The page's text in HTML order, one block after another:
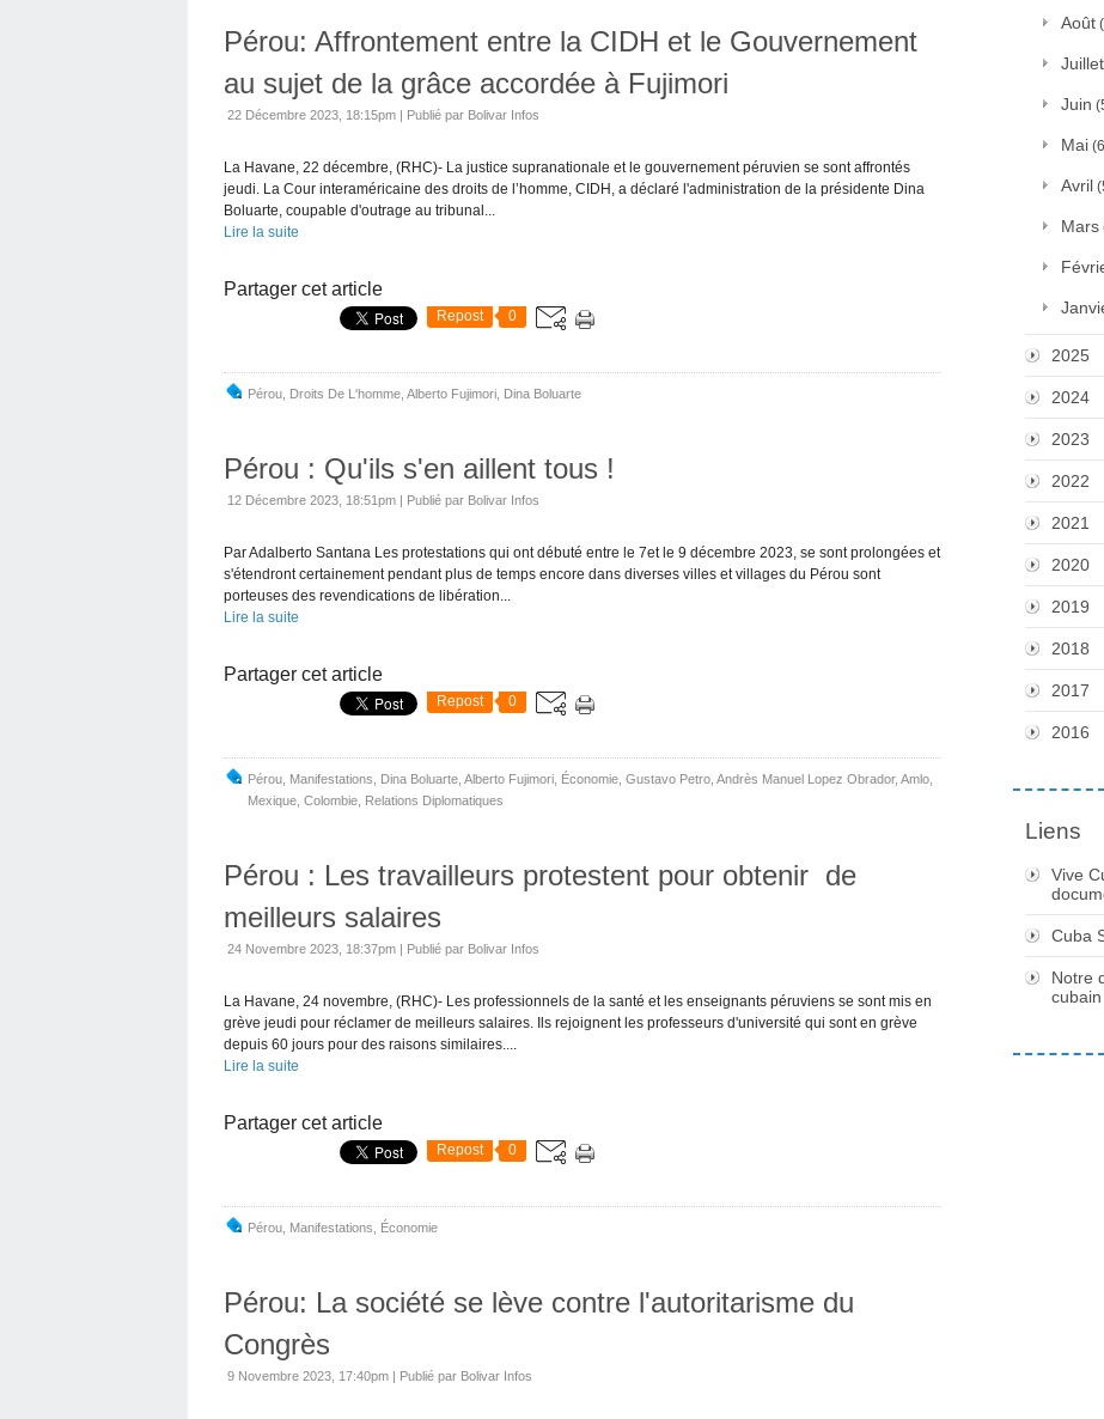
Pérou: Affrontement entre la CIDH et le Gouvernement
au sujet de la grâce accordée à Fujimori
22 Décembre 2023, 18:15pm | Publié par Bolivar Infos
La Havane, 22 décembre, (RHC)- La justice supranationale et le gouvernement péruvien se sont affrontés
jeudi. La Cour interaméricaine des droits de l’homme, CIDH, a déclaré l'administration de la présidente Dina
Boluarte, coupable d'outrage au tribunal...
Lire la suite
Partager cet article
Repost 0
Pérou Droits De L'homme Alberto Fujimori Dina Boluarte
Pérou : Qu'ils s'en aillent tous !
12 Décembre 2023, 18:51pm | Publié par Bolivar Infos
Par Adalberto Santana Les protestations qui ont débuté entre le 7et le 9 décembre 2023, se sont prolongées et
s'étendront certainement pendant plus de temps encore dans diverses villes et villages du Pérou sont
porteuses des revendications de libération...
Lire la suite
Partager cet article
Repost 0
Pérou Manifestations Dina Boluarte Alberto Fujimori Économie Gustavo Petro Andrès Manuel Lopez Obrador, Amlo
Mexique Colombie Relations Diplomatiques
Pérou : Les travailleurs protestent pour obtenir de
meilleurs salaires
24 Novembre 2023, 18:37pm | Publié par Bolivar Infos
La Havane, 24 novembre, (RHC)- Les professionnels de la santé et les enseignants péruviens se sont mis en
grève jeudi pour réclamer de meilleurs salaires. Ils rejoignent les professeurs d'université qui sont en grève
depuis 60 jours pour des raisons similaires....
Lire la suite
Partager cet article
Repost 0
Pérou Manifestations Économie
Pérou: La société se lève contre l'autoritarisme du
Congrès
9 Novembre 2023, 17:40pm | Publié par Bolivar Infos
Août
Juillet
Juin
Mai
Avril
Mars
2025
2024
2023
2022
2021
2020
2019
2018
2017
2016
Liens
Vive
Cuba
Notre
cubain